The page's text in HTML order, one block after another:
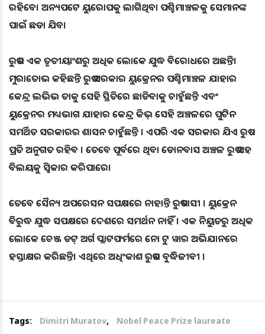
ରହିବେ। ଅନ୍ୟପଟେ ୟୁରୋପକୁ ଲାଗିଥିବା ପଶ୍ଚିମାଞ୍ଚଳକୁ ସେମାନଙ୍କ
ପାଇଁ ଛଡା ଯିବ।
ରୁଷର ଏକ ତୃତୀୟାଂଶରୁ ଅଧିକ ଲୋକେ ଯୁଦ୍ଧ ବିରୋଧରେ ଅଛନ୍ତି।
ମୁରାତୋଭ କହିଛନ୍ତି ରୁଷ ସରକାର ୟୁକ୍ରେନର ପଶ୍ଚିମାଞ୍ଚଳ ଯାହାର
କେନ୍ଦ୍ର ଲଭିଭ ତାକୁ ସେହି ସ୍ଥିତିରେ ଛାଡିବାକୁ ଚାହୁଁଛନ୍ତି ଏବଂ
ୟୁକ୍ରେନର ମଧ୍ୟଭାଗ ଯାହାର କେନ୍ଦ୍ର କିଭ୍ ସେହି ଅଞ୍ଚଳରେ ପୁଟିନ
ସମର୍ଥିତ ସରକାରର ଶାସନ ଚାହୁଁଛନ୍ତି । ଏପରି ଏକ ସରକାର ଯିଏ ରୁଷ
ପ୍ରତି ଅନୁଗତ ରହିବ । ତେବେ ପୂର୍ବରେ ଥିବା ଡୋନବାସ ଅଞ୍ଚଳ ରୁଷ ସହ
ବିଲୟକୁ ସ୍ୱିକାର କରିପାରେ।
ତେବେ ସୈନ୍ୟ ଅପରେସନ ସପକ୍ଷରେ ନାହାନ୍ତି ରୁଷବାସୀ । ୟୁକ୍ରେନ
ବିରୁଦ୍ଧ ଯୁଦ୍ଧ ସପକ୍ଷରେ ଦେଶରେ ସମର୍ଥନ ନାହିଁ । ଏକ ନିୟୁତରୁ ଅଧିକ
ଲୋକେ ଚେଞ୍ଜ ଡଟ୍ ଅର୍ଗ ପ୍ଲାଟଫର୍ମରେ ନୋ ଟୁ ୱାର ଅଭିଯାନରେ
ହସ୍ତାକ୍ଷର କରିଛନ୍ତି। ଏଥିରେ ଅଧିଂକାଶ ରୁଷର ବୁଦ୍ଧିଜୀବୀ ।
Tags: Dimitri Muratov, Nobel Peace Prize laureate